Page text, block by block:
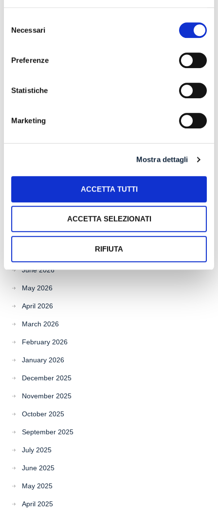
delNecessari
Preferenze
Statistiche
Marketing
Mostra dettagli
ACCETTA TUTTI
ACCETTA SELEZIONATI
RIFIUTA
RISARCIMENTO DANNI – CONDOTTA INADEMPIENTE DEI
SANITARI – Gestione della gravidanza ed omessa diagnosi
IL PAGAMENTO DEL MUTUO DELLA CASA FAMILIARE
SENZA CAUSA: LA CASSAZIONE RIBADISCE IL CRITERIO
L’ABUSIVA CONCESSIONE DEL CREDITO
June 2026
May 2026
April 2026
March 2026
February 2026
January 2026
December 2025
November 2025
October 2025
September 2025
July 2025
June 2025
May 2025
April 2025